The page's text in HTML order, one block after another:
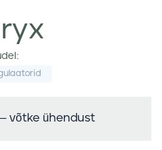
võtke ühendust